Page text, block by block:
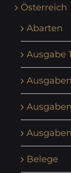
Österreich
Abarten
Ausgabe
Belege